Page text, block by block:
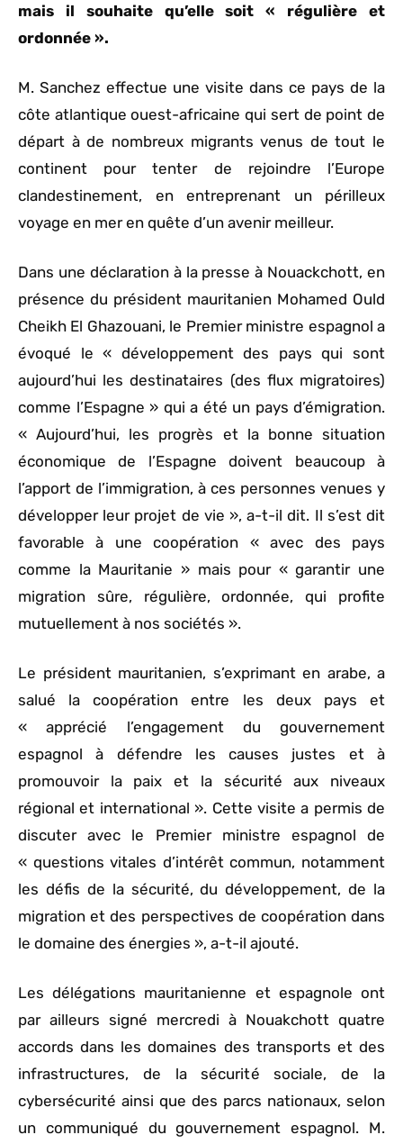
mais il souhaite qu’elle soit « régulière et
ordonnée ».
M. Sanchez effectue une visite dans ce pays de la
côte atlantique ouest-africaine qui sert de point de
départ à de nombreux migrants venus de tout le
continent pour tenter de rejoindre l’Europe
clandestinement, en entreprenant un périlleux
voyage en mer en quête d’un avenir meilleur.
Dans une déclaration à la presse à Nouackchott, en
présence du président mauritanien Mohamed Ould
Cheikh El Ghazouani, le Premier ministre espagnol a
évoqué le « développement des pays qui sont
aujourd’hui les destinataires (des flux migratoires)
comme l’Espagne » qui a été un pays d’émigration.
« Aujourd’hui, les progrès et la bonne situation
économique de l’Espagne doivent beaucoup à
l’apport de l’immigration, à ces personnes venues y
développer leur projet de vie », a-t-il dit. Il s’est dit
favorable à une coopération « avec des pays
comme la Mauritanie » mais pour « garantir une
migration sûre, régulière, ordonnée, qui profite
mutuellement à nos sociétés ».
Le président mauritanien, s’exprimant en arabe, a
salué la coopération entre les deux pays et
« apprécié l’engagement du gouvernement
espagnol à défendre les causes justes et à
promouvoir la paix et la sécurité aux niveaux
régional et international ». Cette visite a permis de
discuter avec le Premier ministre espagnol de
« questions vitales d’intérêt commun, notamment
les défis de la sécurité, du développement, de la
migration et des perspectives de coopération dans
le domaine des énergies », a-t-il ajouté.
Les délégations mauritanienne et espagnole ont
par ailleurs signé mercredi à Nouakchott quatre
accords dans les domaines des transports et des
infrastructures, de la sécurité sociale, de la
cybersécurité ainsi que des parcs nationaux, selon
un communiqué du gouvernement espagnol. M.